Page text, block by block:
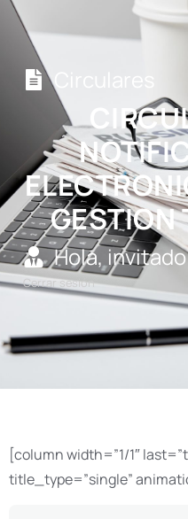
Circulares
GESTION
Hola,
Cerrar sesión
[column width=”1/1″
title_type=”single”